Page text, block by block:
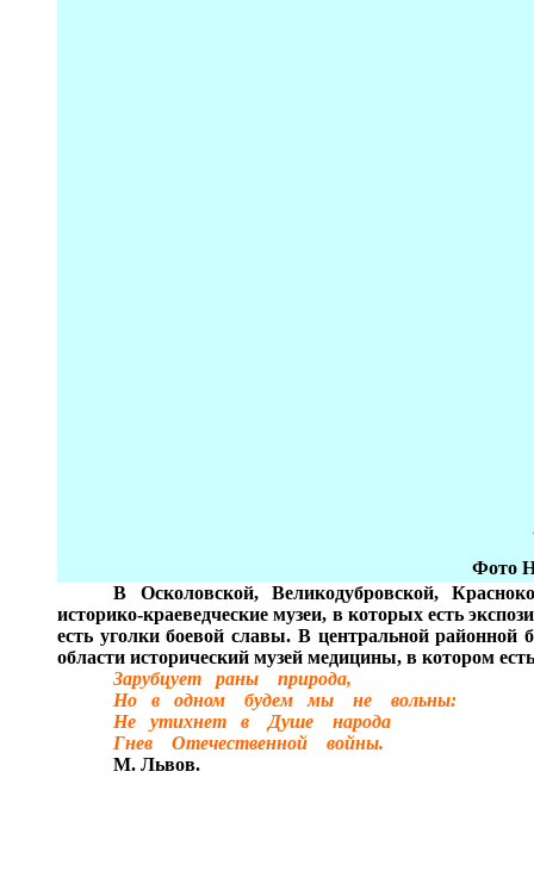
Фото
В Осколовской, Великодубровской,
историко-краеведческие музеи, в которых есть
есть уголки боевой славы. В центральной районной
области исторический музей медицины, в котором
Зарубцует раны природа,
Но в одном будем мы не вольны:
Не утихнет в Душе народа
Гнев Отечественной войны.
М. Львов.